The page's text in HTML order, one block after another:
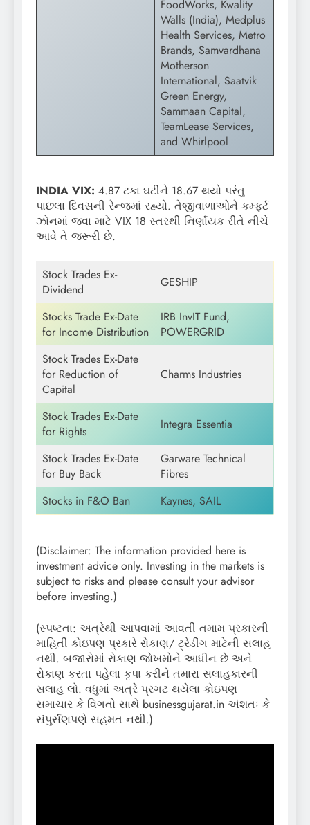
FoodWorks, Kwality
Walls (India), Medplus
Health Services, Metro
Brands, Samvardhana
Motherson
International, Saatvik
Green Energy,
Sammaan Capital,
TeamLease Services,
and Whirlpool
INDIA VIX: 4.87 ટકા ઘટીને 18.67 થયો પરંતુ
પાછલા દિવસની રેન્જમાં રહ્યો. તેજીવાળાઓને કમ્ફર્ટ
ઝોનમાં જવા માટે VIX 18 સ્તરથી નિર્ણાયક રીતે નીચે
આવે તે જરૂરી છે.
Stock Trades Ex-
Dividend
GESHIP
Stocks Trade Ex-Date
for Income Distribution
IRB InvIT Fund,
POWERGRID
Stock Trades Ex-Date
for Reduction of
Capital
Charms Industries
Stock Trades Ex-Date
for Rights
Integra Essentia
Stock Trades Ex-Date
for Buy Back
Garware Technical
Fibres
Stocks in F&O Ban
Kaynes, SAIL
(Disclaimer: The information provided here is
investment advice only. Investing in the markets is
subject to risks and please consult your advisor
before investing.)
(સ્પષ્ટતા: અત્રેથી આપવામાં આવતી તમામ પ્રકારની
માહિતી કોઇપણ પ્રકારે રોકાણ/ ટ્રેડીંગ માટેની સલાહ
નથી. બજારોમાં રોકાણ જોખમોને આધીન છે અને
રોકાણ કરતા પહેલા કૃપા કરીને તમારા સલાહકારની
સલાહ લો. વધુમાં અત્રે પ્રગટ થયેલા કોઇપણ
સમાચાર કે વિગતો સાથે businessgujarat.in અંશતઃ કે
સંપુર્સણપણે સહમત નથી.)